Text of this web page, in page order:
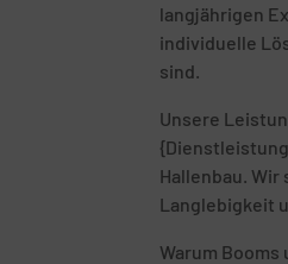
langjährigen
individuelle
sind.
Unsere
Hallenbau.
Langlebigkeit
Warum